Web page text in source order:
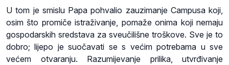
U tom je smislu Papa pohvalio zauzimanje Campusa koji,
osim što promiče istraživanje, pomaže onima koji nemaju
gospodarskih sredstava za sveučilišne troškove. Sve je to
dobro; lijepo je suočavati se s većim potrebama u sve
većem otvaranju. Razumijevanje prilika, utvrđivanje